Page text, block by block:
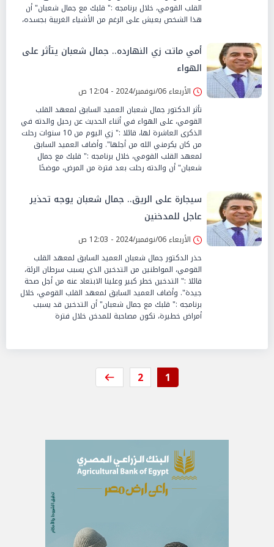
القلب القومي، خلال برنامجه :" قلبك مع جمال شعبان" أن
هذا الشخص يعيش على الرغم من الأشياء الغريبة بجسده،
أمي ماتت زي النهارده.. جمال شعبان يتأثر على
الهواء
الأربعاء 06/نوفمبر/2024 - 12:04 ص
تأثر الدكتور جمال شعبان العميد السابق لمعهد القلب
القومي، على الهواء في أثناء الحديث عن رحيل والدته في
الذكرى العاشرة لها، قائلا :" زي اليوم من 10 سنوات رحلت
من كان يكرمني الله من أجلها". وأضاف العميد السابق
لمعهد القلب القومي، خلال برنامجه :" قلبك مع جمال
شعبان" أن والدته رحلت بعد فترة من المرض، موضحًا
سيجارة على الريق.. جمال شعبان يوجه تحذير
عاجل للمدخنين
الأربعاء 06/نوفمبر/2024 - 12:03 ص
حذر الدكتور جمال شعبان العميد السابق لمعهد القلب
القومي، المواطنين من التدخين الذي يسبب سرطان الرئة،
قائلا :" التدخين خطر كبير وعلينا الابتعاد عنه من أجل صحة
جيدة". وأضاف العميد السابق لمعهد القلب القومي، خلال
برنامجه :" قلبك مع جمال شعبان" أن التدخين قد يسبب
أمراض خطيرة، تكون مصاحبة للمدخن خلال فترة
1
2